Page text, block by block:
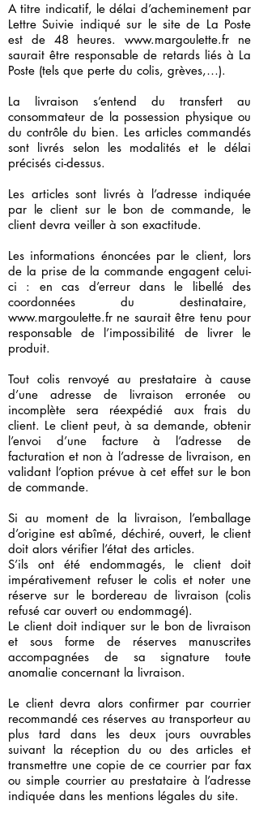
A titre indicatif, le délai d’acheminement par
Lettre Suivie indiqué sur le site de La Poste
est de 48 heures.www.margoulette.fr ne
saurait être responsable de retards liés à La
Poste (tels que perte du colis, grèves,…).
La livraison s’entend du transfert au
consommateur de la possession physique ou
du contrôle du bien. Les articles commandés
sont livrés selon les modalités et le délai
précisés ci-dessus.
Les articles sont livrés à l’adresse indiquée
par le client sur le bon de commande, le
client devra veiller à son exactitude.
Les informations énoncées par le client, lors
de la prise de la commande engagent celui-
ci : en cas d’erreur dans le libellé des
coordonnées du destinataire,
www.margoulette.fr ne saurait être tenu pour
responsable de l’impossibilité de livrer le
produit.
Tout colis renvoyé au prestataire à cause
d’une adresse de livraison erronée ou
incomplète sera réexpédié aux frais du
client. Le client peut, à sa demande, obtenir
l’envoi d’une facture à l’adresse de
facturation et non à l’adresse de livraison, en
validant l’option prévue à cet effet sur le bon
de commande.
Si au moment de la livraison, l’emballage
d’origine est abîmé, déchiré, ouvert, le client
doit alors vérifier l’état des articles.
S’ils ont été endommagés, le client doit
impérativement refuser le colis et noter une
réserve sur le bordereau de livraison (colis
refusé car ouvert ou endommagé).
Le client doit indiquer sur le bon de livraison
et sous forme de réserves manuscrites
accompagnées de sa signature toute
anomalie concernant la livraison.
Le client devra alors confirmer par courrier
recommandé ces réserves au transporteur au
plus tard dans les deux jours ouvrables
suivant la réception du ou des articles et
transmettre une copie de ce courrier par fax
ou simple courrier au prestataire à l’adresse
indiquée dans les mentions légales du site.